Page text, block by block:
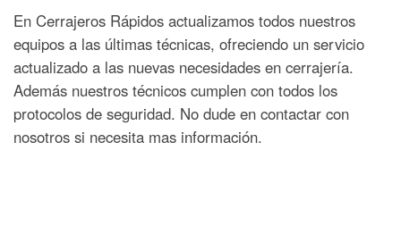
En Cerrajeros Rápidos actualizamos todos nuestros
equipos a las últimas técnicas, ofreciendo un servicio
actualizado a las nuevas necesidades en cerrajería.
Además nuestros técnicos cumplen con todos los
protocolos de seguridad. No dude en contactar con
nosotros si necesita mas información.